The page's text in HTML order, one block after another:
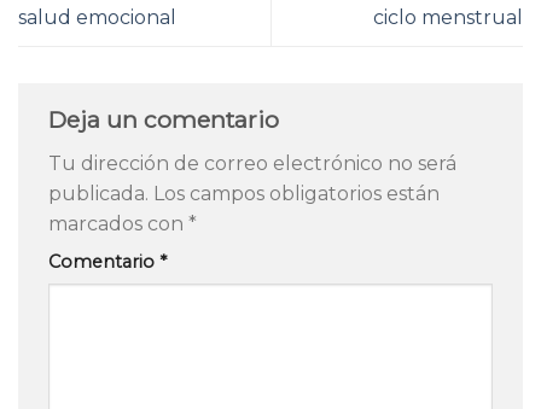
salud emocional
ciclo menstrual
Deja un comentario
Tu dirección de correo electrónico no será
publicada. Los campos obligatorios están
marcados con *
Comentario *